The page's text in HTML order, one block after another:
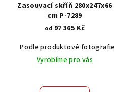
Akát vintage BT1551
Dub světlý
Zasouvací skříň 280x247x66
cm P-7289
od 97 365 Kč
Podle produktové fotografie
Vyrobíme pro vás